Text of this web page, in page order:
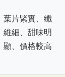
葉片緊實、纖
維細、甜味明
顯、價格較高